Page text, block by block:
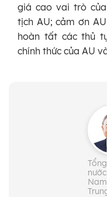
giá cao vai trò
tịch AU; cảm ơn
hoàn tất các thủ
chính thức của AU